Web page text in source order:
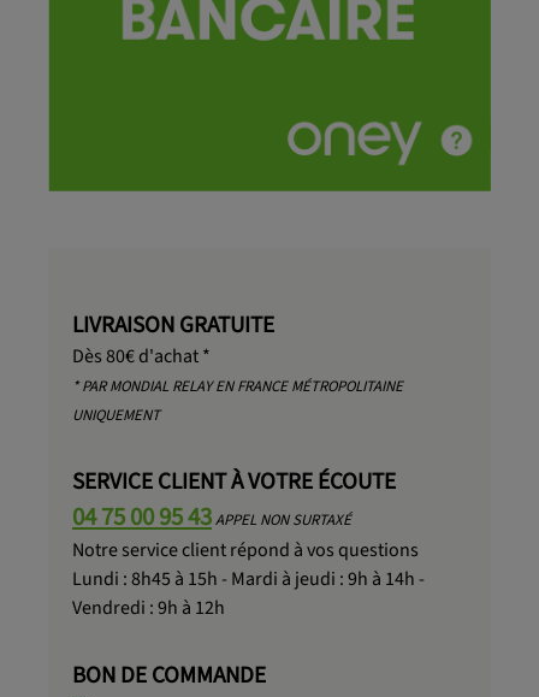
LIVRAISON GRATUITE
Dès 80€ d'achat *
* PAR MONDIAL RELAY EN FRANCE MÉTROPOLITAINE
UNIQUEMENT
SERVICE CLIENT À VOTRE ÉCOUTE
04 75 00 95 43APPEL NON SURTAXÉ
Notre service client répond à vos questions
Lundi : 8h45 à 15h - Mardi à jeudi : 9h à 14h -
Vendredi : 9h à 12h
BON DE COMMANDE